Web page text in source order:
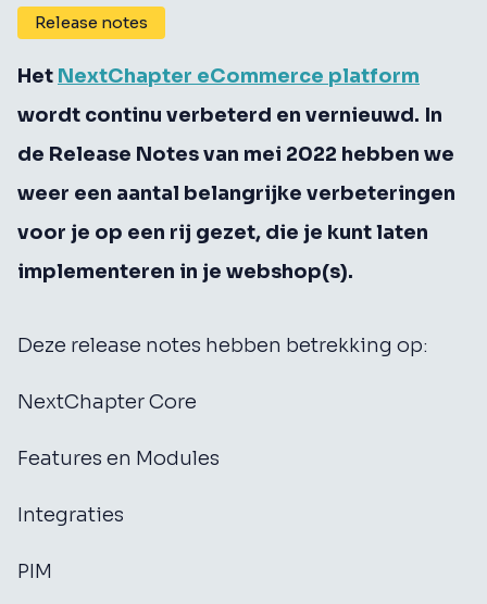
Release notes
Het NextChapter eCommerce platform
wordt continu verbeterd en vernieuwd. In
de Release Notes van mei 2022 hebben we
weer een aantal belangrijke verbeteringen
voor je op een rij gezet, die je kunt laten
implementeren in je webshop(s).
Deze release notes hebben betrekking op:
NextChapter Core
Features en Modules
Integraties
PIM